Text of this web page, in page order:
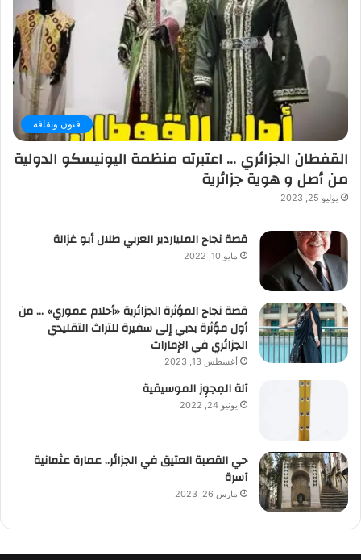
فنون وثقافة
القفطان الجزائري … اعتبرته منظمة اليونيسكو الدولية
من أصل و هوية جزائرية
يوليو 25, 2023
قصة نجاح الملياردير العربي طلال أبو غزالة
مايو 10, 2022
قصة نجاح المؤثرة الجزائرية «أحلام عموري» … من
أول مؤثرة بدبي إلى سفيرة للتراث التقليدي
الجزائري في الإمارات
أغسطس 13, 2023
آلة المِجوِز الموسيقية‎‎
يونيو 24, 2022
حي القصبة العتيق في الجزائر.. عمارة عثمانية
آسرة
مارس 26, 2023